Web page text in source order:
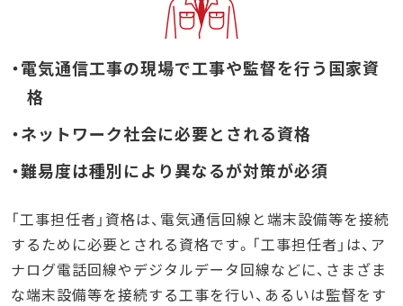
・電気通信工事の現場で工事や監督を行う国家資
格
・ネットワーク社会に必要とされる資格
・難易度は種別により異なるが対策が必須
「工事担任者」資格は、電気通信回線と端末設備等を接続
するために必要とされる資格です。「工事担任者」は、ア
ナログ電話回線やデジタルデータ回線などに、さまざま
な端末設備等を接続する工事を行い、あるいは監督をす